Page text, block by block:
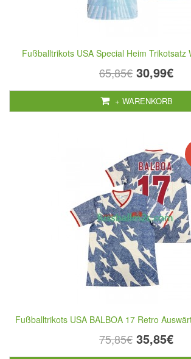
Fußballtrikots USA Special Heim Trikotsatz
65,85€ 30,99€
+ WARENKORB
Fußballtrikots USA BALBOA 17 Retro
75,85€ 35,85€